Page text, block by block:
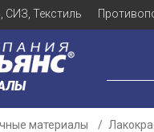
СИЗ, Текстиль
материалы